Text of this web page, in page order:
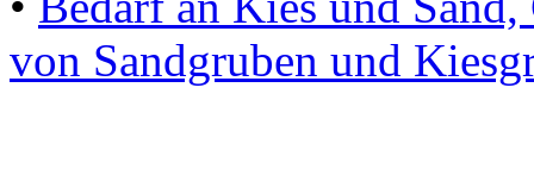
von Sandgruben und